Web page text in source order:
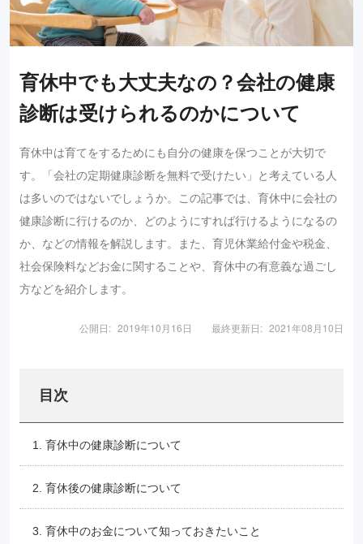
育休中でも大丈夫なの？会社の健康
診断は受けられるのかについて
育休中は育てをするためにも自分の健康を保つことが大切で
す。「会社の定期健康診断を無料で受けたい」と考えている人
は多いのではないでしょうか。この記事では、育休中に会社の
健康診断に行けるのか、どのようにすれば行けるようになるの
か、などの情報を解説します。また、育児休業給付金や税金、
社会保険料などお金に関することや、育休中の有意義な過ごし
方などを紹介します。
公開日: 2019年10月16日 最終更新日: 2021年08月10日
目次
1. 育休中の健康診断について
2. 育休後の健康診断について
3. 育休中のお金について知っておきたいこと